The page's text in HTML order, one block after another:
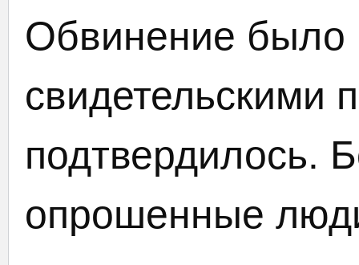
Обвинение
свидетельскими
подтвердилось.
опрошенные